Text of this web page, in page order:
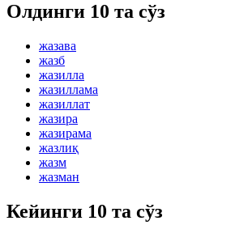
Олдинги 10 та сўз
жазава
жазб
жазилла
жазиллама
жазиллат
жазира
жазирама
жазлиқ
жазм
жазман
Кейинги 10 та сўз